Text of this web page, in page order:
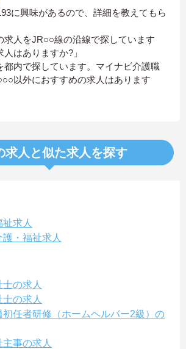
に興味があるので、詳細を教えてもら
求人をJR○○線の沿線で探しています
はありますか?」
都内で探しています。マイナビ介護職
以外におすすめの求人はあります
求人と似た求人を探す
求人
・福祉求人
の求人
の求人
任者研修（ホームヘルパー2級）の
事の求人